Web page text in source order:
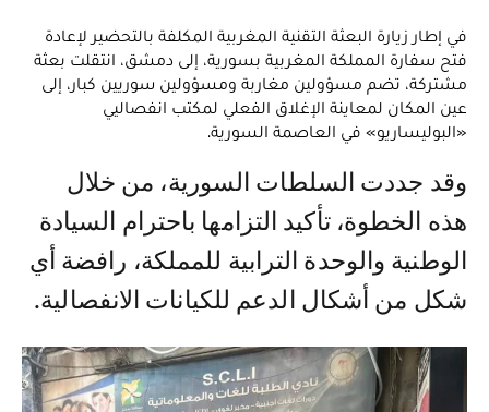
في إطار زيارة البعثة التقنية المغربية المكلفة بالتحضير لإعادة
فتح سفارة المملكة المغربية بسورية، إلى دمشق، انتقلت بعثة
مشتركة، تضم مسؤولين مغاربة ومسؤولين سوريين كبار، إلى
عين المكان لمعاينة الإغلاق الفعلي لمكتب انفصاليي
«البوليساريو» في العاصمة السورية.
وقد جددت السلطات السورية، من خلال
هذه الخطوة، تأكيد التزامها باحترام السيادة
الوطنية والوحدة الترابية للمملكة، رافضة أي
شكل من أشكال الدعم للكيانات الانفصالية.